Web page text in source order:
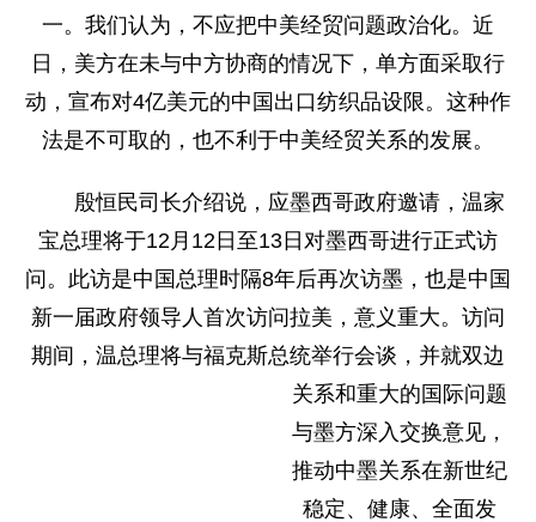
一。我们认为，不应把中美经贸问题政治化。近
日，美方在未与中方协商的情况下，单方面采取行
动，宣布对4亿美元的中国出口纺织品设限。这种作
法是不可取的，也不利于中美经贸关系的发展。
殷恒民司长介绍说，应墨西哥政府邀请，温家
宝总理将于12月12日至13日对墨西哥进行正式访
问。此访是中国总理时隔8年后再次访墨，也是中国
新一届政府领导人首次访问拉美，意义重大。访问
期间，温总理将与福克斯总统举行会谈，并就双边
关系和重大的国际问题
与墨方深入交换意见，
推动中墨关系在新世纪
稳定、健康、全面发